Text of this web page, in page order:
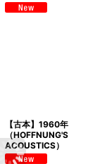
【古本】1960年
（HOFFNUNG'S
ACOUSTICS）